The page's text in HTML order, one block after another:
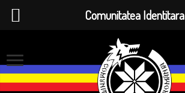
Comunitatea Identitara